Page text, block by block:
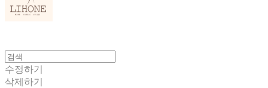
수정하기
삭제하기